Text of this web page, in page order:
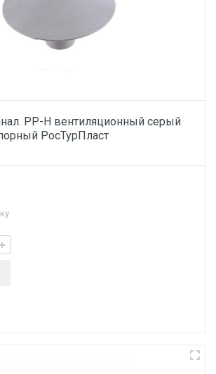
PP-H вентиляционный серый
РосТурПласт